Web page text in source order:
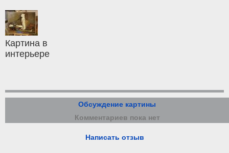
Картина в
интерьере
Обсуждение картины
Комментариев пока нет
Написать отзыв